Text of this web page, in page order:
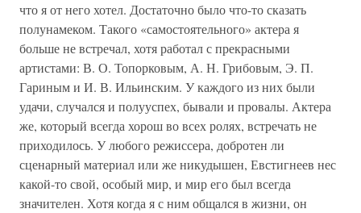
что я от него хотел. Достаточно было что-то сказать
полунамеком. Такого «самостоятельного» актера я
больше не встречал, хотя работал с прекрасными
артистами: В. О. Топорковым, А. Н. Грибовым, Э. П.
Гариным и И. В. Ильинским. У каждого из них были
удачи, случался и полууспех, бывали и провалы. Актера
же, который всегда хорош во всех ролях, встречать не
приходилось. У любого режиссера, добротен ли
сценарный материал или же никудышен, Евстигнеев нес
какой-то свой, особый мир, и мир его был всегда
значителен. Хотя когда я с ним общался в жизни, он